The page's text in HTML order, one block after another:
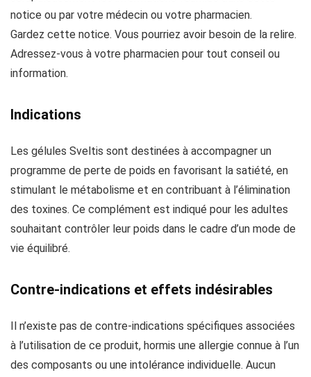
notice ou par votre médecin ou votre pharmacien.
Gardez cette notice. Vous pourriez avoir besoin de la relire.
Adressez-vous à votre pharmacien pour tout conseil ou
information.
Indications
Les gélules Sveltis sont destinées à accompagner un
programme de perte de poids en favorisant la satiété, en
stimulant le métabolisme et en contribuant à l’élimination
des toxines. Ce complément est indiqué pour les adultes
souhaitant contrôler leur poids dans le cadre d’un mode de
vie équilibré.
Contre-indications et effets indésirables
Il n’existe pas de contre-indications spécifiques associées
à l’utilisation de ce produit, hormis une allergie connue à l’un
des composants ou une intolérance individuelle. Aucun